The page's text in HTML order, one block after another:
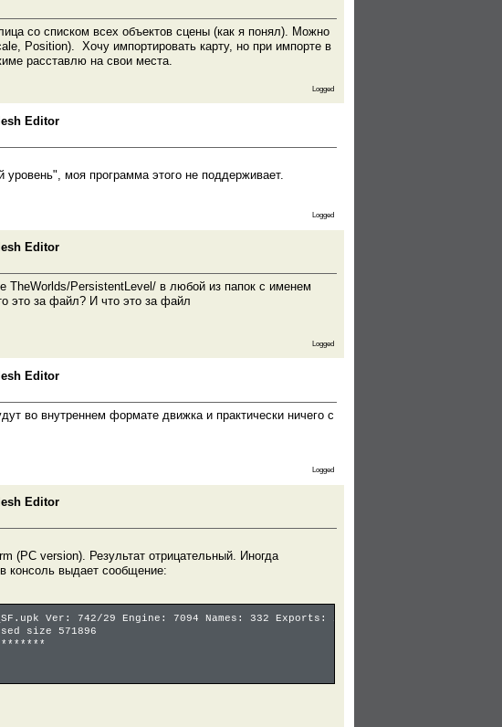
со списком всех объектов сцены (как я понял). Можно
Position). Хочу импортировать карту, но при импорте в
расставлю на свои места.
Logged
Editor
уровень", моя программа этого не поддерживает.
Logged
Editor
TheWorlds/PersistentLevel/ в любой из папок с именем
это за файл? И что это за файл
Logged
Editor
во внутреннем формате движка и практически ничего с
Logged
Editor
(PC version). Результат отрицательный. Иногда
консоль выдает сообщение:
Ver: 742/29 Engine: 7094 Names: 332 Exports: 211 Imports: 51 Game: 8020
size 571896